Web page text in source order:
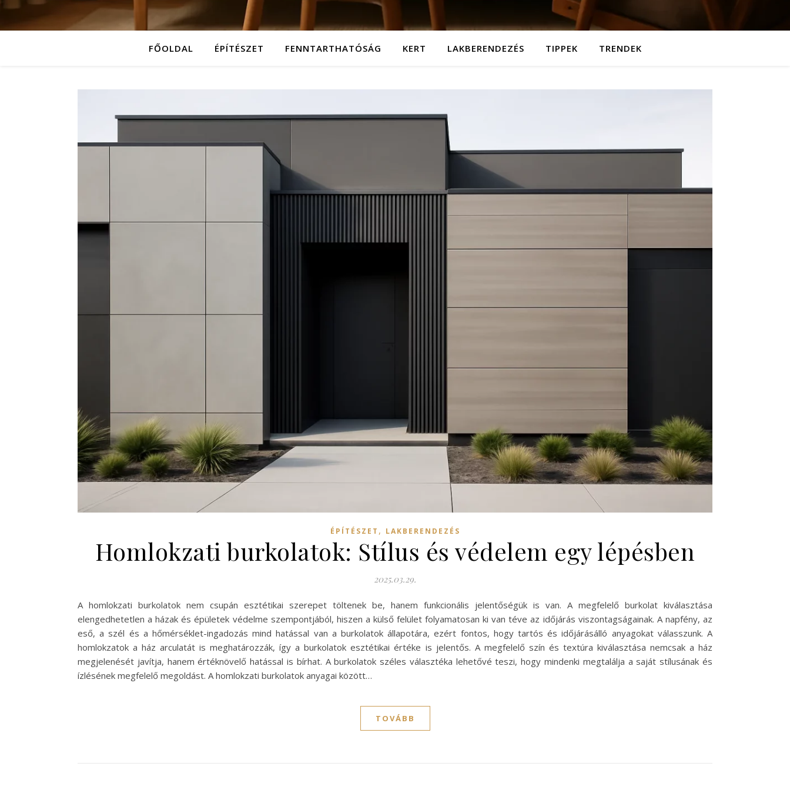
FŐOLDAL ÉPÍTÉSZET FENNTARTHATÓSÁG KERT LAKBERENDEZÉS TIPPEK TRENDEK
ÉPÍTÉSZET , LAKBERENDEZÉS
Homlokzati burkolatok: Stílus és védelem egy lépésben
2025.03.29.
A homlokzati burkolatok nem csupán esztétikai szerepet töltenek be, hanem funkcionális jelentőségük is van. A megfelelő burkolat kiválasztása
elengedhetetlen a házak és épületek védelme szempontjából, hiszen a külső felület folyamatosan ki van téve az időjárás viszontagságainak. A napfény, az
eső, a szél és a hőmérséklet-ingadozás mind hatással van a burkolatok állapotára, ezért fontos, hogy tartós és időjárásálló anyagokat válasszunk. A
homlokzatok a ház arculatát is meghatározzák, így a burkolatok esztétikai értéke is jelentős. A megfelelő szín és textúra kiválasztása nemcsak a ház
megjelenését javítja, hanem értéknövelő hatással is bírhat. A burkolatok széles választéka lehetővé teszi, hogy mindenki megtalálja a saját stílusának és
ízlésének megfelelő megoldást. A homlokzati burkolatok anyagai között…
TOVÁBB